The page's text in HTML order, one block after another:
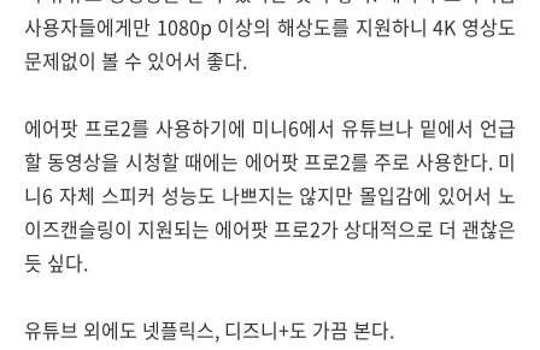
사용자들에게만 1080p 이상의 해상도를 지원하니 4K 영상도
문제없이 볼 수 있어서 좋다.
에어팟 프로2를 사용하기에 미니6에서 유튜브나 밑에서 언급
할 동영상을 시청할 때에는 에어팟 프로2를 주로 사용한다. 미
니6 자체 스피커 성능도 나쁘지는 않지만 몰입감에 있어서 노
이즈캔슬링이 지원되는 에어팟 프로2가 상대적으로 더 괜찮은
듯 싶다.
유튜브 외에도 넷플릭스, 디즈니+도 가끔 본다.